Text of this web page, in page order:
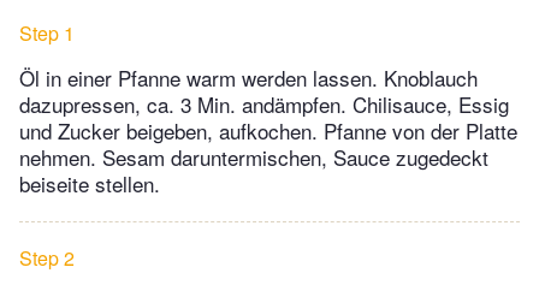
Step 1
Öl in einer Pfanne warm werden lassen. Knoblauch
dazupressen, ca. 3 Min. andämpfen. Chilisauce, Essig
und Zucker beigeben, aufkochen. Pfanne von der Platte
nehmen. Sesam daruntermischen, Sauce zugedeckt
beiseite stellen.
Step 2